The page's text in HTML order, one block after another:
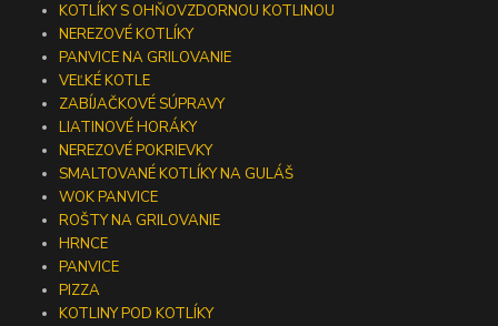
KOTLÍKY S OHŇOVZDORNOU KOTLINOU
NEREZOVÉ KOTLÍKY
PANVICE NA GRILOVANIE
VEĽKÉ KOTLE
ZABÍJAČKOVÉ SÚPRAVY
LIATINOVÉ HORÁKY
NEREZOVÉ POKRIEVKY
SMALTOVANÉ KOTLÍKY NA GULÁŠ
WOK PANVICE
ROŠTY NA GRILOVANIE
HRNCE
PANVICE
PIZZA
KOTLINY POD KOTLÍKY